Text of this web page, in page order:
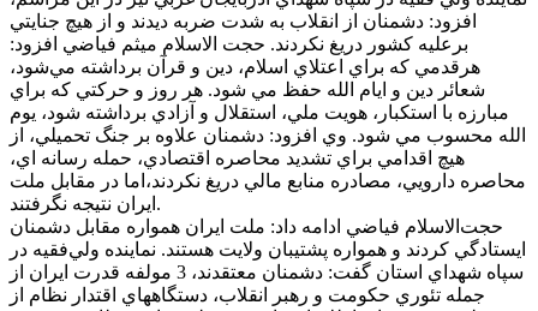
افزود: دشمنان از انقلاب به شدت ضربه ديدند و از هيچ جنايتي
برعليه کشور دريغ نکردند. حجت الاسلام ميثم فياضي افزود:
هرقدمي که براي اعتلاي اسلام، دين و قرآن برداشته مي‌شود،
شعائر دين و ايام الله حفظ مي شود. هر روز و حرکتي که براي
مبارزه با استکبار، هويت ملي، استقلال و آزادي برداشته شود، يوم
الله محسوب مي شود. وي افزود: دشمنان علاوه بر جنگ تحميلي، از
هيچ اقدامي براي تشديد محاصره اقتصادي، حمله رسانه اي،
محاصره دارويي، مصادره منابع مالي دريغ نکردند،اما در مقابل ملت
ايران نتيجه نگرفتند.
حجت‌الاسلام فياضي ادامه داد: ملت ايران همواره مقابل دشمنان
ايستادگي کردند و همواره پشتيبان ولايت هستند. نماينده ولي‌فقيه در
سپاه شهداي استان گفت: دشمنان معتقدند، 3 مولفه قدرت ايران از
جمله تئوري حکومت و رهبر انقلاب، دستگاههاي اقتدار نظام از